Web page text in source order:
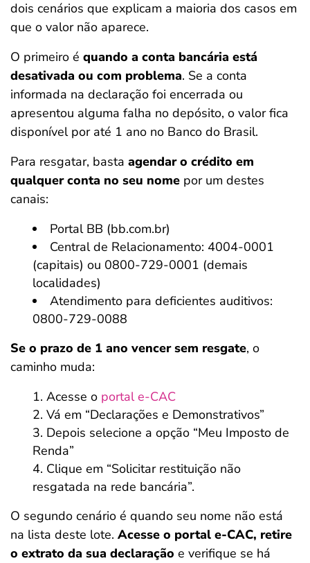
dois cenários que explicam a maioria dos casos em
que o valor não aparece.
O primeiro é quando a conta bancária está
desativada ou com problema. Se a conta
informada na declaração foi encerrada ou
apresentou alguma falha no depósito, o valor fica
disponível por até 1 ano no Banco do Brasil.
Para resgatar, basta agendar o crédito em
qualquer conta no seu nome por um destes
canais:
Portal BB (bb.com.br)
Central de Relacionamento: 4004-0001
(capitais) ou 0800-729-0001 (demais
localidades)
Atendimento para deficientes auditivos:
0800-729-0088
Se o prazo de 1 ano vencer sem resgate, o
caminho muda:
Acesse o portal e-CAC
Vá em “Declarações e Demonstrativos”
Depois selecione a opção “Meu Imposto de
Renda”
Clique em “Solicitar restituição não
resgatada na rede bancária”.
O segundo cenário é quando seu nome não está
na lista deste lote. Acesse o portal e-CAC, retire
o extrato da sua declaração e verifique se há